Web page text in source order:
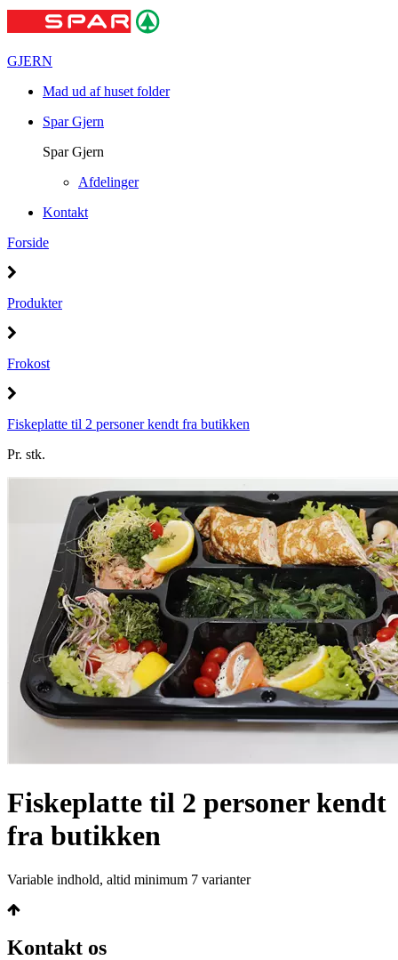
GJERN
Mad ud af huset folder
Spar Gjern
Spar Gjern
Afdelinger
Kontakt
Forside
Produkter
Frokost
Fiskeplatte til 2 personer kendt fra butikken
Pr. stk.
Fiskeplatte til 2 personer kendt
fra butikken
Variable indhold, altid minimum 7 varianter
Kontakt os